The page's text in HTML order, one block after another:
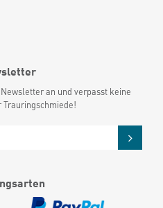
an und verpasst keine
Trauringschmiede!